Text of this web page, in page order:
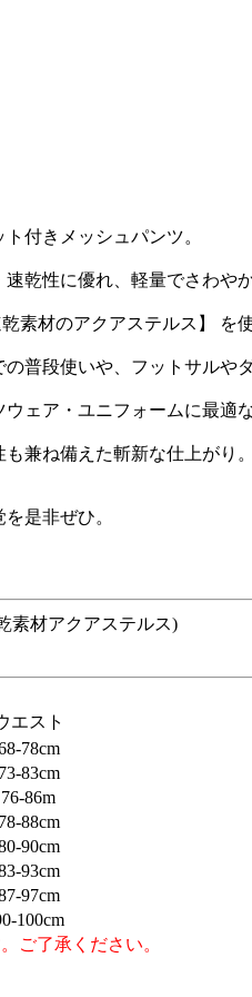
付きメッシュパンツ。
乾性に優れ、軽量でさわや
素材のアクアステルス】 を使
普段使いや、フットサルや
ェア・ユニフォームに最適
兼ね備えた斬新な仕上がり。
是非ぜひ。
素材アクアステルス)
エスト
78cm
73-83cm
76-86m
78-88cm
90cm
93cm
97cm
100cm
ご了承ください。